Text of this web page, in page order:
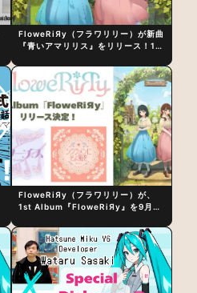
FloweRiЯy（フラワリリー）が新曲
『青いアマリリス』をリリース！1st
FloweRiЯy（フラワリリー）が、
1st Album『FloweRiЯy』を9月23